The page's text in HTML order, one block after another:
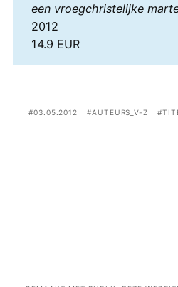
een vroegchristelijke
2012
14.9 EUR
03.05.2012 AUTEURS_V-Z